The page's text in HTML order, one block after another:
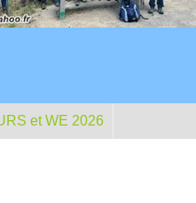
et WE 2026